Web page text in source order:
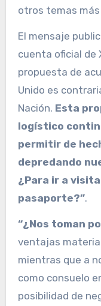
otros temas
El mensaje
cuenta oficial de
propuesta de
Unido es
Nación. Esta
logístico
permitir de
depredando
¿Para ir a
pasaporte?”.
“¿Nos toman
ventajas
mientras que a
como consuelo
posibilidad de